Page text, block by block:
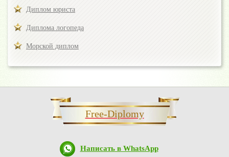
Диплом юриста
Диплома логопеда
Морской диплом
Free-Diplomy
Написать в WhatsApp